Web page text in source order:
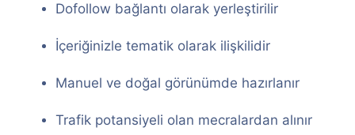
Dofollow bağlantı olarak yerleştirilir
İçeriğinizle tematik olarak ilişkilidir
Manuel ve doğal görünümde hazırlanır
Trafik potansiyeli olan mecralardan alınır